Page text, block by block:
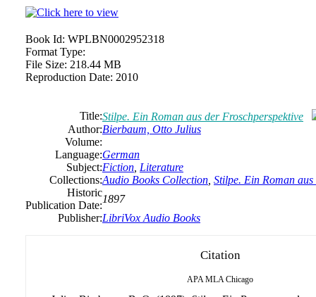
Book Id: WPLBN0002952318
Format Type:
File Size: 218.44 MB
Reproduction Date: 2010
Title:Stilpe. Ein Roman aus der Froschperspektive
Author:Bierbaum, Otto Julius
Volume:
Language:German
Subject:Fiction Literature
Collections:Audio Books Collection Stilpe. Ein Roman
Historic
Publication Date:
1897
Publisher:LibriVox Audio Books
Citation
APA MLA Chicago